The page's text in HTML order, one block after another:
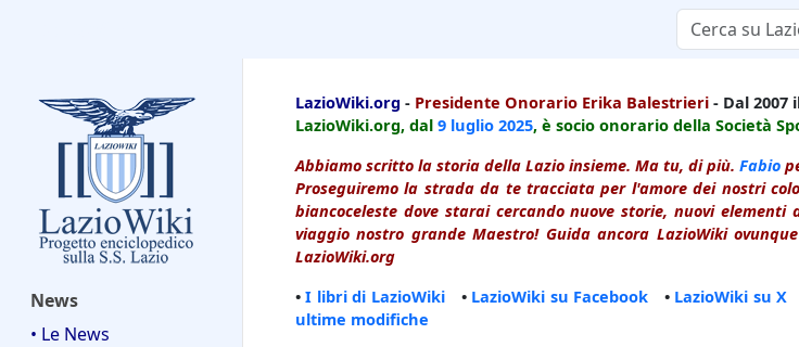
News
• Le News
LazioWiki.org - Presidente Onorario Erika Balestrieri - Dal 2007
LazioWiki.org, dal 9 luglio 2025, è socio onorario della Società
Abbiamo scritto la storia della Lazio insieme. Ma tu, di più. Fabio
Proseguiremo la strada da te tracciata per l'amore dei nostri
biancoceleste dove starai cercando nuove storie, nuovi
viaggio nostro grande Maestro! Guida ancora LazioWiki
LazioWiki.org
•I libri di LazioWiki• LazioWiki su Facebook • LazioWiki su X
ultime modifiche